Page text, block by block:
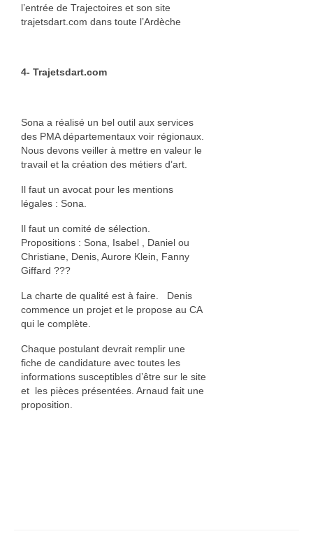
l’entrée de Trajectoires et son site
trajetsdart.com dans toute l’Ardèche
4- Trajetsdart.com
Sona a réalisé un bel outil aux services
des PMA départementaux voir régionaux.
Nous devons veiller à mettre en valeur le
travail et la création des métiers d’art.
Il faut un avocat pour les mentions
légales : Sona.
Il faut un comité de sélection.
Propositions : Sona, Isabel , Daniel ou
Christiane, Denis, Aurore Klein, Fanny
Giffard ???
La charte de qualité est à faire. Denis
commence un projet et le propose au CA
qui le complète.
Chaque postulant devrait remplir une
fiche de candidature avec toutes les
informations susceptibles d’être sur le site
et les pièces présentées. Arnaud fait une
proposition.